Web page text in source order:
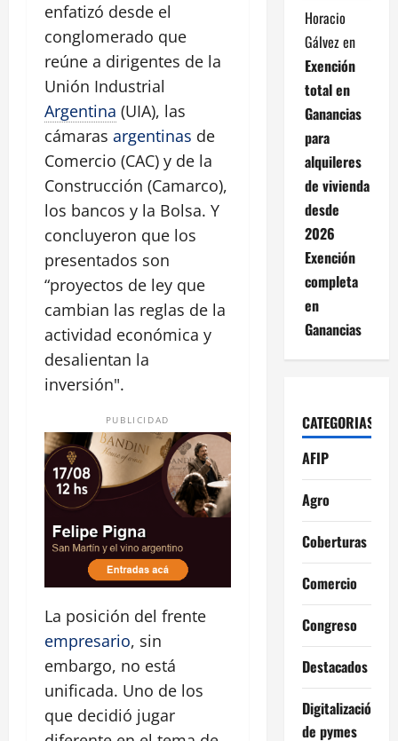
enfatizó desde el
conglomerado que
reúne a dirigentes de la
Unión Industrial
Argentina (UIA), las
cámaras argentinas de
Comercio (CAC) y de la
Construcción (Camarco),
los bancos y la Bolsa. Y
concluyeron que los
presentados son
“proyectos de ley que
cambian las reglas de la
actividad económica y
desalientan la
inversión".
PUBLICIDAD
La posición del frente
empresario, sin
embargo, no está
unificada. Uno de los
que decidió jugar
Horacio
Gálvezen
Exención
total en
Ganancias
para
alquileres
de vivienda
desde
2026
Exención
completa
en
Ganancias
CATEGORIAS
AFIP
Agro
Coberturas
Comercio
Congreso
Destacados
Digitalización
de pymes